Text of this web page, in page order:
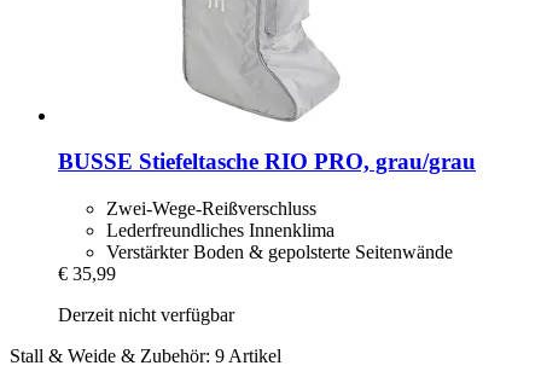
BUSSE Stiefeltasche RIO PRO, grau/grau
Zwei-Wege-Reißverschluss
Lederfreundliches Innenklima
Verstärkter Boden & gepolsterte Seitenwände
€ 35,99
Derzeit nicht verfügbar
Stall & Weide & Zubehör: 9 Artikel